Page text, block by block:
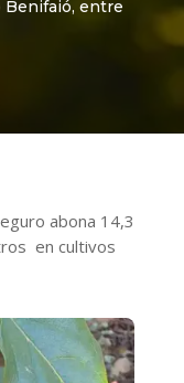
Benifaió, entre
abona 14,3
en cultivos